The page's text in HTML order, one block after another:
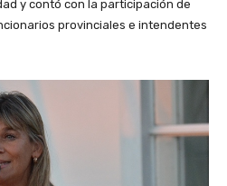
y contó con la participación de
provinciales e intendentes